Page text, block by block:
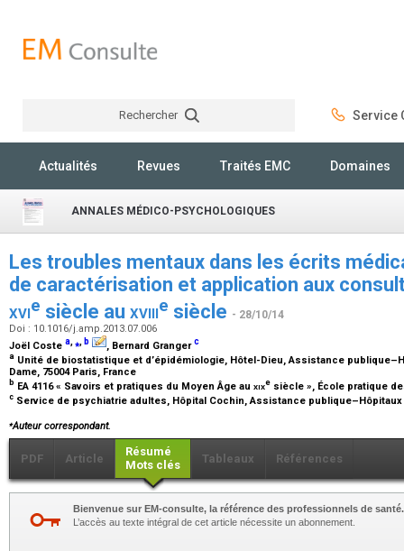
Rechercher Service
Actualités Revues Traités EMC Domaines
ANNALES MÉDICO-PSYCHOLOGIQUES
Les troubles mentaux dans les écrits
de caractérisation et application aux
xvie siècle au xviiie siècle - 28/10/14
Doi : 10.1016/j.amp.2013.07.006
Joël Coste a,⁎, b , Bernard Grangerc
a Unité de biostatistique et d’épidémiologie, Hôtel-Dieu, Assistance
Dame, 75004 Paris, France
b EA 4116 « Savoirs et pratiques du Moyen Âge au xixe siècle », École pratique
c Service de psychiatrie adultes, Hôpital Cochin, Assistance publique–Hôpitaux
⁎Auteur correspondant.
PDF Article
Résumé
Mots clés
Tableaux Références
Bienvenue sur EM-consulte, la référence des professionnels de santé.
L’accès au texte intégral de cet article nécessite un abonnement.